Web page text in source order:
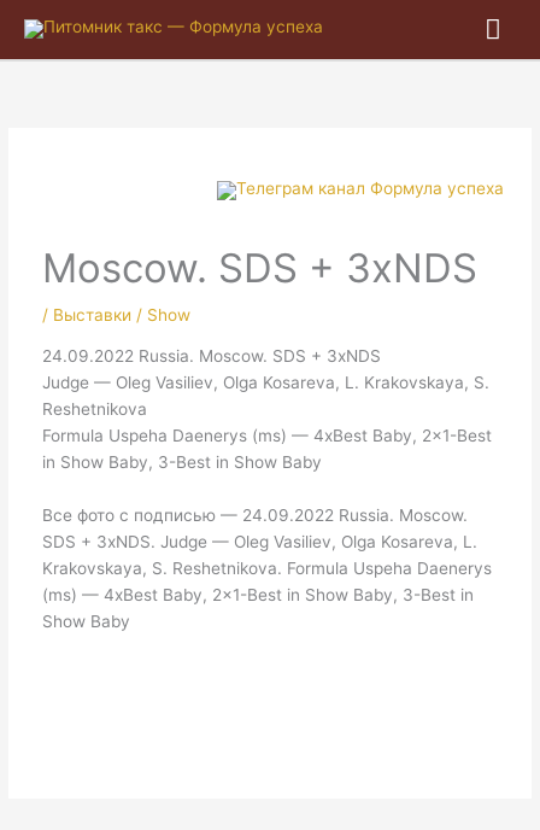
Moscow. SDS + 3xNDS
/ Выставки / Show
24.09.2022 Russia. Moscow. SDS + 3xNDS
Judge — Oleg Vasiliev, Olga Kosareva, L. Krakovskaya, S.
Reshetnikova
Formula Uspeha Daenerys (ms) — 4xBest Baby, 2×1-Best
in Show Baby, 3-Best in Show Baby
Все фото с подписью — 24.09.2022 Russia. Moscow.
SDS + 3xNDS. Judge — Oleg Vasiliev, Olga Kosareva, L.
Krakovskaya, S. Reshetnikova. Formula Uspeha Daenerys
(ms) — 4xBest Baby, 2×1-Best in Show Baby, 3-Best in
Show Baby